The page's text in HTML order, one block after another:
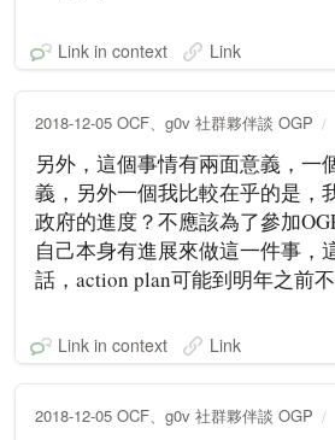
Link in context Link
2018-12-05 OCF、g0v 社群夥伴談 OGP
另外，這個事情有兩面意義，一
義，另外一個我比較在乎的是，
政府的進度？不應該為了參加
自己本身有進展來做這一件事，
話，action plan可能到明年之前
Link in context Link
2018-12-05 OCF、g0v 社群夥伴談 OGP